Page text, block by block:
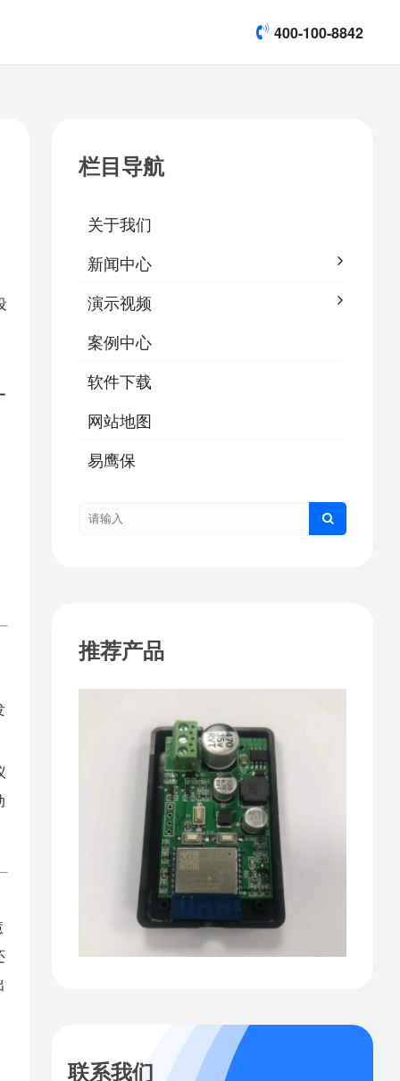
400-100-8842
栏目导航
关于我们
新闻中心
演示视频
案例中心
软件下载
网站地图
易鹰保
推荐产品
联系我们